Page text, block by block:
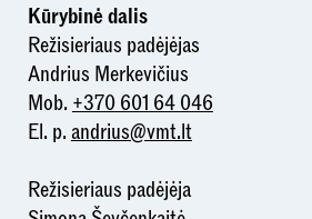
Kūrybinė dalis
Režisieriaus padėjėjas
Andrius Merkevičius
Mob. +370 601 64 046
El. p.andrius@vmt.lt
Režisieriaus padėjėja